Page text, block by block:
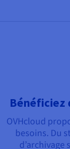
Bénéficiez
OVHcloud
besoins. Du